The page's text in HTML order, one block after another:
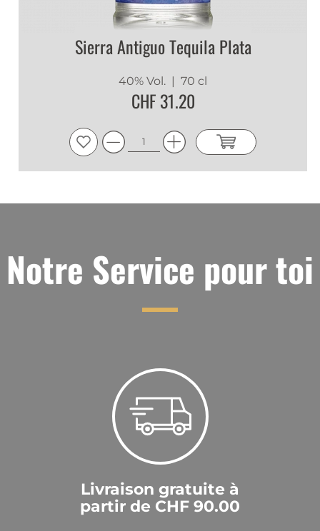
Sierra Antiguo Tequila Plata
40% Vol. | 70 cl
CHF 31.20
Notre Service pour toi
Livraison gratuite à
partir de CHF 90.00